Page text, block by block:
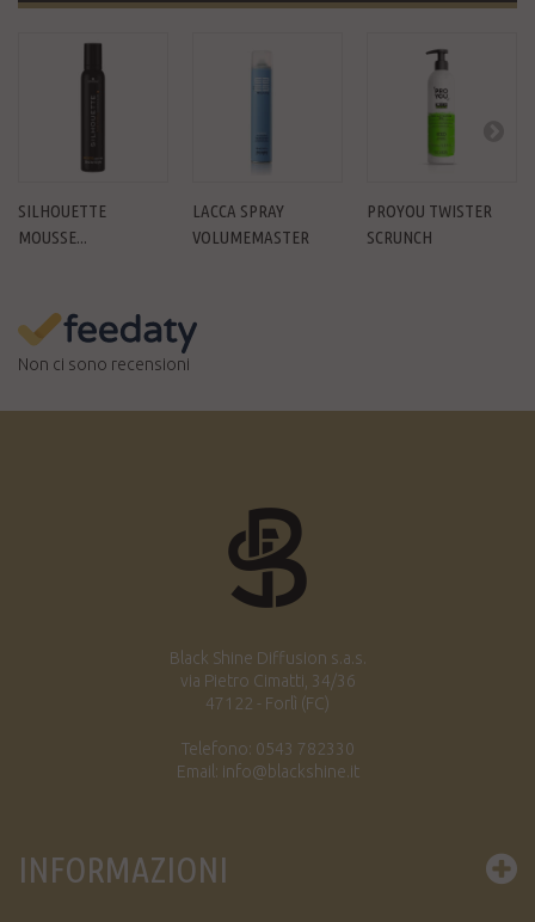
SILHOUETTE
MOUSSE...
LACCA SPRAY
VOLUMEMASTER
PROYOU TWISTER
SCRUNCH
Non ci sono recensioni
Black Shine Diffusion s.a.s.
via Pietro Cimatti, 34/36
47122 - Forlì (FC)
Telefono: 0543 782330
Email: info@blackshine.it
INFORMAZIONI